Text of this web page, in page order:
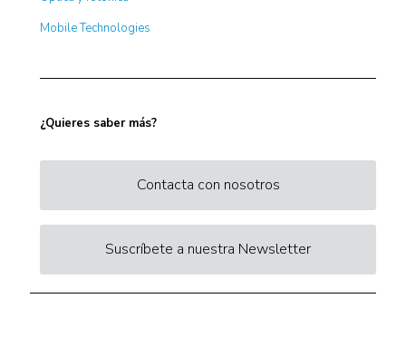
Mobile Technologies
¿Quieres saber más?
Contacta con nosotros
Suscríbete a nuestra Newsletter